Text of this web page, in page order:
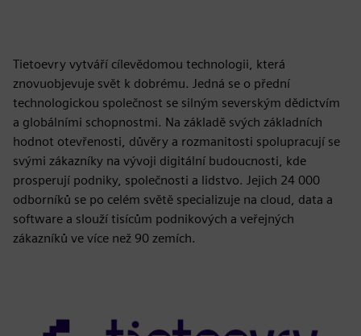
Tietoevry vytváří cílevědomou technologii, která
znovuobjevuje svět k dobrému. Jedná se o přední
technologickou společnost se silným severským dědictvím
a globálními schopnostmi. Na základě svých základních
hodnot otevřenosti, důvěry a rozmanitosti spolupracují se
svými zákazníky na vývoji digitální budoucnosti, kde
prosperují podniky, společnosti a lidstvo. Jejich 24 000
odborníků se po celém světě specializuje na cloud, data a
software a slouží tisícům podnikových a veřejných
zákazníků ve více než 90 zemích.